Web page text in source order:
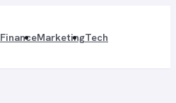
FinanceMarketingTech